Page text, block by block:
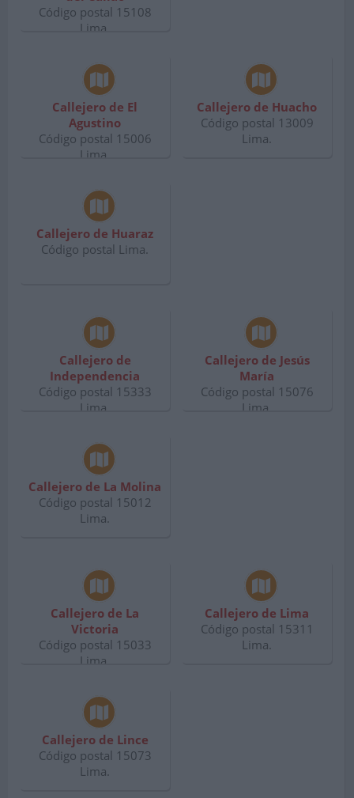
Código postal 15108
Lima.
Callejero de El
Agustino
Código postal 15006
Lima.
Callejero de Huacho
Código postal 13009
Lima.
Callejero de Huaraz
Código postal Lima.
Callejero de
Independencia
Código postal 15333
Lima.
Callejero de Jesús
María
Código postal 15076
Lima.
Callejero de La Molina
Código postal 15012
Lima.
Callejero de La
Victoria
Código postal 15033
Lima.
Callejero de Lima
Código postal 15311
Lima.
Callejero de Lince
Código postal 15073
Lima.